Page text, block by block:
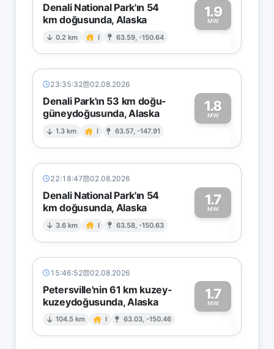
Denali National Park'ın 54
km doğusunda, Alaska
0.2 km I 63.59, -150.64
1.9
MW1
23:35:32 02.08.2026
Denali Park'ın 53 km doğu-
güneydoğusunda, Alaska
1.3 km I 63.57, -147.91
1.8
MW1
22:18:47 02.08.2026
Denali National Park'ın 54
km doğusunda, Alaska
3.6 km I 63.58, -150.63
1.7
MW1
15:46:52 02.08.2026
Petersville'nin 61 km kuzey-
kuzeydoğusunda, Alaska
104.5 km I 63.03, -150.46
1.7
MW1